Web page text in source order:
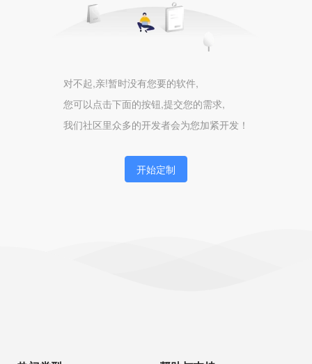
对不起,亲!暂时没有您要的软件,
您可以点击下面的按钮,提交您的需求,
我们社区里众多的开发者会为您加紧开发！
开始定制